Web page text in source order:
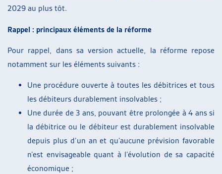
2029 au plus tôt.
Rappel : principaux éléments de la réforme
Pour rappel, dans sa version actuelle, la réforme repose
notamment sur les éléments suivants :
Une procédure ouverte à toutes les débitrices et tous
les débiteurs durablement insolvables ;
Une durée de 3 ans, pouvant être prolongée à 4 ans si
la débitrice ou le débiteur est durablement insolvable
depuis plus d’un an et qu’aucune prévision favorable
n’est envisageable quant à l’évolution de sa capacité
économique ;